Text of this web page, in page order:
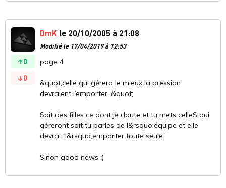
0
0
DmK le 20/10/2005 à 21:08
Modifié le 17/04/2019 à 12:53
page 4
&quot;celle qui gérera le mieux la pression
devraient l’emporter. &quot;
Soit des filles ce dont je doute et tu mets celleS qui
géreront soit tu parles de l&rsquo;équipe et elle
devrait l&rsquo;emporter toute seule.
Sinon good news :)